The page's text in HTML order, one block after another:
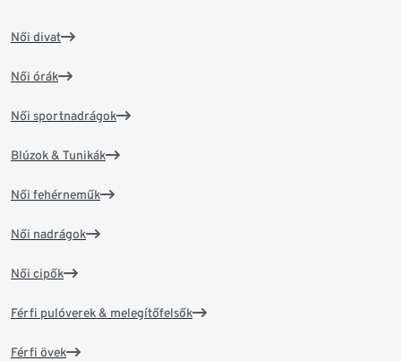
Női divat
Női órák
Női sportnadrágok
Blúzok & Tunikák
Női fehérneműk
Női nadrágok
Női cipők
Férfi pulóverek & melegítőfelsők
Férfi övek